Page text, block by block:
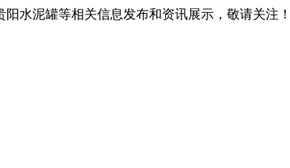
阳水泥罐等相关信息发布和资讯展示，敬请关注